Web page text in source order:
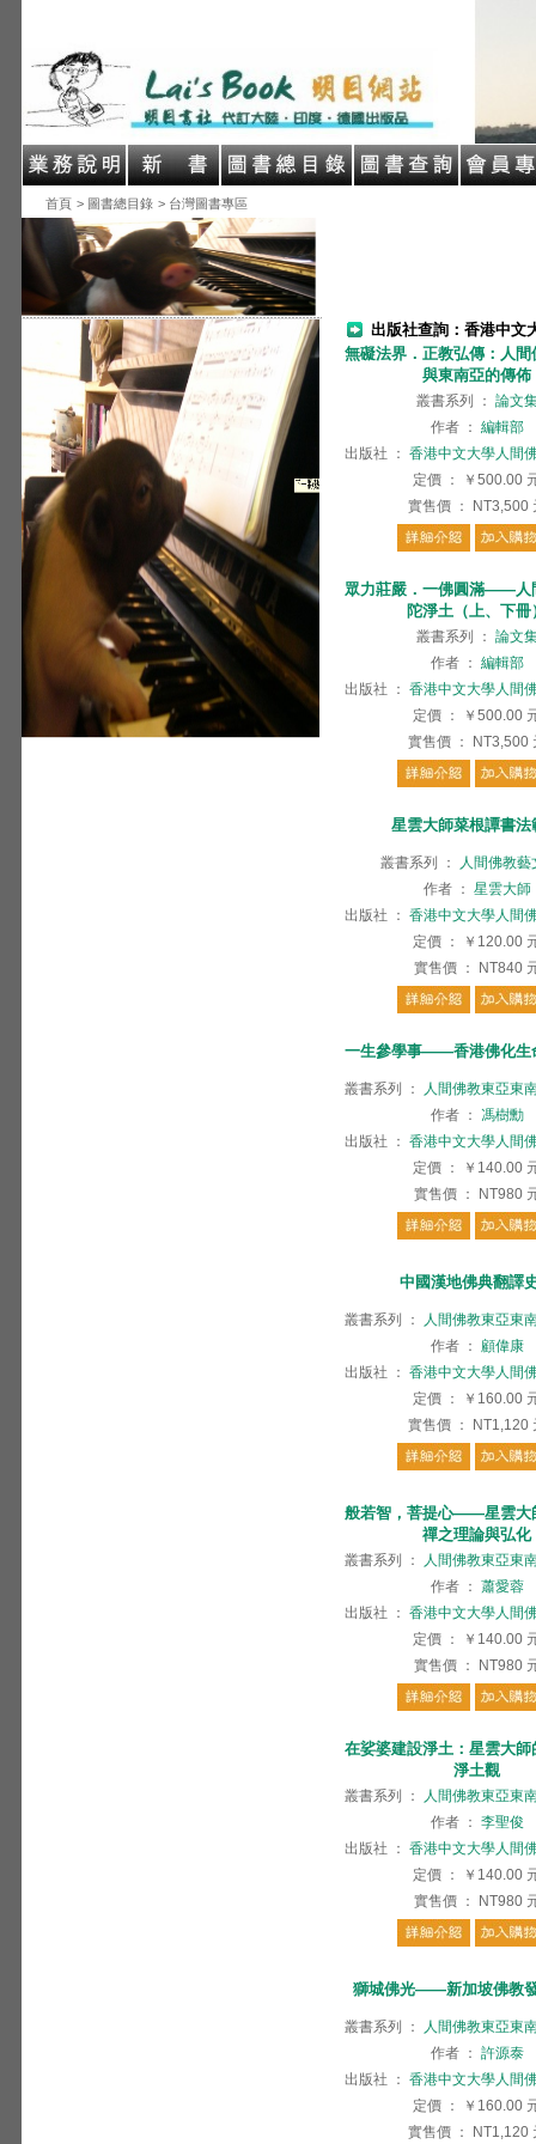
首頁 > 圖書總目錄 > 台灣圖書專區
出版社查詢：香港中文
無礙法界．正教弘傳：人
與東南亞的傳佈
叢書系列 ： 論文
作者 ： 編輯部
出版社
： 香港中文大學人間
定價 ： ￥500.00
實售價 ： NT3,500
眾力莊嚴．一佛圓滿——人
陀淨土（上、下冊
叢書系列 ： 論文
作者 ： 編輯部
出版社
： 香港中文大學人間
定價 ： ￥500.00
實售價 ： NT3,500
星雲大師菜根譚書法
叢書系列 ：
人間佛教藝
作者 ： 星雲大師
出版社
： 香港中文大學人間
定價 ： ￥120.00
實售價 ： NT840
一生參學事——香港佛化生
叢書系列 ：
人間佛教東亞東
作者 ： 馮樹勳
出版社
： 香港中文大學人間
定價 ： ￥140.00
實售價 ： NT980
中國漢地佛典翻譯
叢書系列 ：
人間佛教東亞東
作者 ： 顧偉康
出版社
： 香港中文大學人間
定價 ： ￥160.00
實售價 ： NT1,120
般若智，菩提心——星雲大
禪之理論與弘化
叢書系列 ：
人間佛教東亞東
作者 ： 蕭愛蓉
出版社
： 香港中文大學人間
定價 ： ￥140.00
實售價 ： NT980
在娑婆建設淨土：星雲大
淨土觀
叢書系列 ：
人間佛教東亞東
作者 ： 李聖俊
出版社
： 香港中文大學人間
定價 ： ￥140.00
實售價 ： NT980
獅城佛光——新加坡佛教
叢書系列 ：
人間佛教東亞東
作者 ： 許源泰
出版社
： 香港中文大學人間
定價 ： ￥160.00
實售價 ： NT1,120